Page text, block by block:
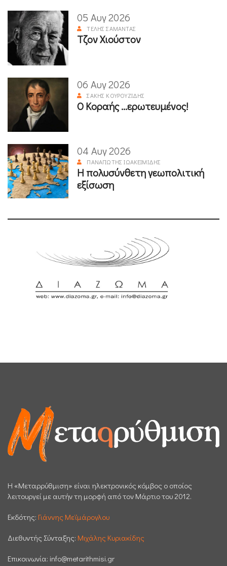
05 Αυγ 2026
ΤΈΛΗΣ ΣΑΜΑΝΤΆΣ
Τζον Χιούστον
06 Αυγ 2026
ΣΆΚΗΣ ΚΟΥΡΟΥΖΊΔΗΣ
Ο Κοραής ...ερωτευμένος!
04 Αυγ 2026
ΠΑΝΑΓΙΏΤΗΣ ΙΩΑΚΕΙΜΊΔΗΣ
Η πολυσύνθετη γεωπολιτική
εξίσωση
H «Μεταρρύθμιση» είναι ηλεκτρονικός κόμβος ο οποίος
λειτουργεί με αυτήν τη μορφή από τον Μάρτιο του 2012.
Εκδότης: Γιάννης Μεϊμάρογλου
Διεθυντής Σύνταξης: Μιχάλης Κυριακίδης
Επικοινωνία: info@metarithmisi.gr